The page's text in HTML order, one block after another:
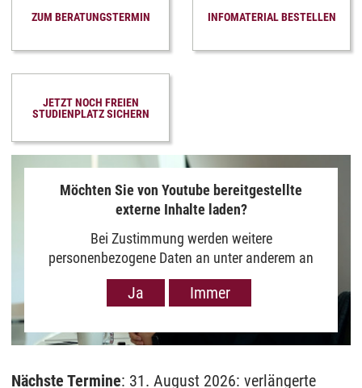
ZUM BERATUNGSTERMIN INFOMATERIAL BESTELLEN
JETZT NOCH FREIEN
STUDIENPLATZ SICHERN
Möchten Sie von Youtube bereitgestellte
externe Inhalte laden?
Bei Zustimmung werden weitere
personenbezogene Daten an unter anderem an
Google in den USA übermittelt, um Ihnen Youtube-
Videos anzuzeigen. Der Europäische Gerichtshof
an EU-Standards, jedoch als unzureichend
dass Ihre Daten dann durch US-Behörden
Ja Immer
Nächste Termine: 31. August 2026: verlängerte